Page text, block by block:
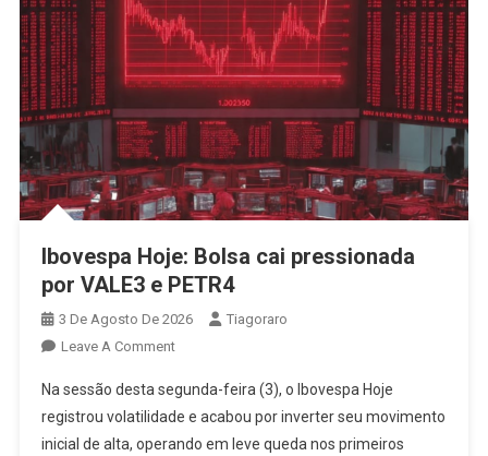
Ibovespa Hoje: Bolsa cai pressionada
por VALE3 e PETR4
3 De Agosto De 2026
Tiagoraro
Leave A CommentOn
Hoje:
Bolsa
Cai
Na sessão desta segunda-feira (3), o Ibovespa Hoje
registrou volatilidade e acabou por inverter seu movimento
inicial de alta, operando em leve queda nos primeiros